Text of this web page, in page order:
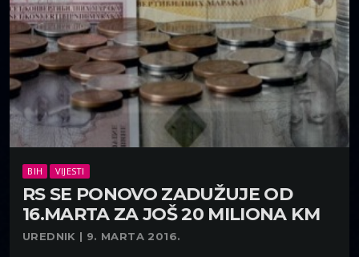
BIH VIJESTI
RS SE PONOVO ZADUŽUJE OD
16.MARTA ZA JOŠ 20 MILIONA KM
UREDNIK | 9. MARTA 2016.